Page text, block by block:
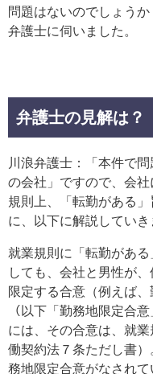
問題はないのでしょ
弁護士に伺いました。
弁護士の見解は？
川浪弁護士：「本件で
の会社」ですので、会
規則上、「転勤がある
に、以下に解説していき
就業規則に「転勤があ
しても、会社と男性が
限定する合意（例えば
（以下「勤務地限定合
には、その合意は、就
働契約法７条ただし書
務地限定合意がなされ